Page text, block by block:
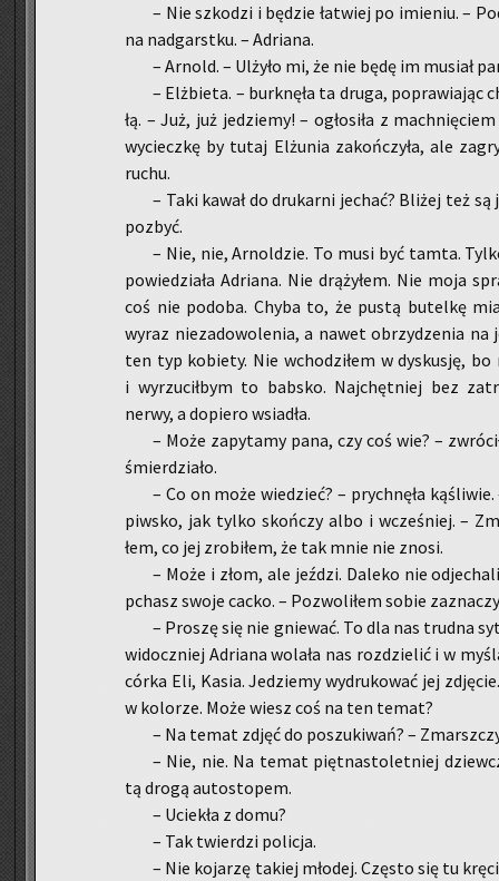
– Nie szko­dzi i bę­dzie ła­twiej po imie­niu. –
na nad­garst­ku. – Ad­ria­na.
– Ar­nold. – Ulży­ło mi, że nie będę im mu­siał
– Elż­bie­ta. – burk­nę­ła ta druga, po­pra­wia­jąc
łą. – Już, już je­dzie­my! – ogło­si­ła z
wy­ciecz­kę by tutaj El­żu­nia za­koń­czy­ła, ale
ruchu.
– Taki kawał do dru­kar­ni je­chać? Bli­żej też
po­zbyć.
– Nie, nie, Ar­nol­dzie. To musi być tamta.
po­wie­dzia­ła Ad­ria­na. Nie drą­ży­łem. Nie moja
coś nie po­do­ba. Chyba to, że pustą bu­tel­kę
wyraz nie­za­do­wo­le­nia, a nawet obrzy­dze­nia na
ten typ ko­bie­ty. Nie wcho­dzi­łem w dys­ku­sję,
i wy­rzu­cił­bym to bab­sko. Naj­chęt­niej bez
nerwy, a do­pie­ro wsia­dła.
– Może za­py­ta­my pana, czy coś wie? –
śmier­dzia­ło.
– Co on może wie­dzieć? – prych­nę­ła
piw­sko, jak tylko skoń­czy albo i wcze­śniej. –
łem, co jej zro­bi­łem, że tak mnie nie znosi.
– Może i złom, ale jeź­dzi. Da­le­ko nie
pchasz swoje cacko. – Po­zwo­li­łem sobie
– Pro­szę się nie gnie­wać. To dla nas trud­na
wi­docz­niej Ad­ria­na wo­la­ła nas roz­dzie­lić i w
córka Eli, Kasia. Je­dzie­my wy­dru­ko­wać jej
w ko­lo­rze. Może wiesz coś na ten temat?
– Na temat zdjęć do po­szu­ki­wań? –
– Nie, nie. Na temat pięt­na­sto­let­niej
tą drogą au­to­sto­pem.
– Ucie­kła z domu?
– Tak twier­dzi po­li­cja.
– Nie ko­ja­rzę ta­kiej mło­dej. Czę­sto się tu